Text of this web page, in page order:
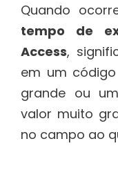
Quando
tempo de
Access,
em um
grande ou
valor muito
no campo ao